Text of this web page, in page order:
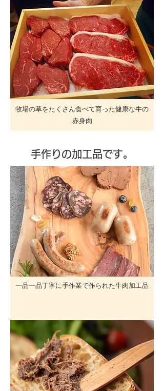
牧場の草をたくさん食べて育った健康な牛の
赤身肉
手作りの加工品です。
一品一品丁寧に手作業で作られた牛肉加工品